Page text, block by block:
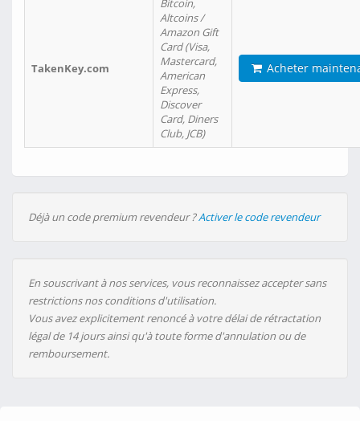
TakenKey.com
Bitcoin,
Altcoins /
Amazon Gift
Card (Visa,
Mastercard,
American
Express,
Discover
Card, Diners
Club, JCB)
Acheter
Déjà un code premium revendeur ?Activer le code revendeur
En souscrivant à nos services, vous reconnaissez accepter sans
restrictions nos conditions d'utilisation.
Vous avez explicitement renoncé à votre délai de rétractation
légal de 14 jours ainsi qu'à toute forme d'annulation ou de
remboursement.